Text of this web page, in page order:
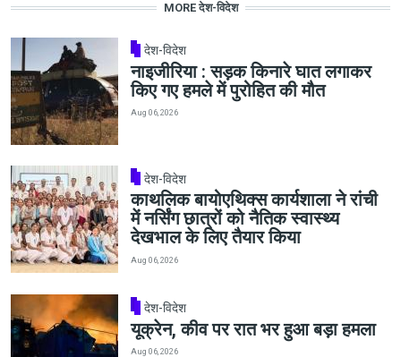
MORE देश-विदेश
देश-विदेश
नाइजीरिया : सड़क किनारे घात लगाकर
किए गए हमले में पुरोहित की मौत
Aug 06, 2026
देश-विदेश
काथलिक बायोएथिक्स कार्यशाला ने रांची
में नर्सिंग छात्रों को नैतिक स्वास्थ्य
देखभाल के लिए तैयार किया
Aug 06, 2026
देश-विदेश
यूक्रेन, कीव पर रात भर हुआ बड़ा हमला
Aug 06, 2026